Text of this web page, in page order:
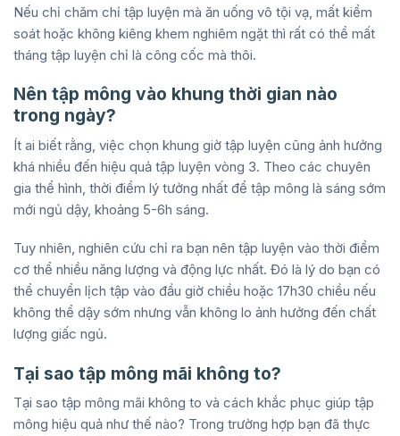
Nếu chỉ chăm chỉ tập luyện mà ăn uống vô tội vạ, mất kiểm
soát hoặc không kiêng khem nghiêm ngặt thì rất có thể mất
tháng tập luyện chỉ là công cốc mà thôi.
Nên tập mông vào khung thời gian nào
trong ngày?
Ít ai biết rằng, việc chọn khung giờ tập luyện cũng ảnh hưởng
khá nhiều đến hiệu quả tập luyện vòng 3. Theo các chuyên
gia thể hình, thời điểm lý tưởng nhất để tập mông là sáng sớm
mới ngủ dậy, khoảng 5-6h sáng.
Tuy nhiên, nghiên cứu chỉ ra bạn nên tập luyện vào thời điểm
cơ thể nhiều năng lượng và động lực nhất. Đó là lý do bạn có
thể chuyển lịch tập vào đầu giờ chiều hoặc 17h30 chiều nếu
không thể dậy sớm nhưng vẫn không lo ảnh hưởng đến chất
lượng giấc ngủ.
Tại sao tập mông mãi không to?
Tại sao tập mông mãi không to và cách khắc phục giúp tập
mông hiệu quả như thế nào? Trong trường hợp bạn đã thực